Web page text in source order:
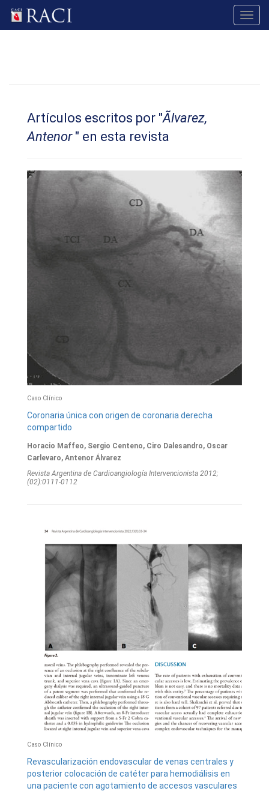
Artículos escritos por "Ãlvarez,
Antenor" en esta revista
Caso Clínico
Coronaria única con origen de coronaria derecha
compartido
Horacio Maffeo, Sergio Centeno, Ciro Dalesandro, Oscar
Carlevaro, Antenor Álvarez
Revista Argentina de Cardioangiologí­a Intervencionista 2012;
(02):0111-0112
Caso Clínico
Revascularización endovascular de venas centrales y
posterior colocación de catéter para hemodiálisis en
una paciente con agotamiento de accesos vasculares